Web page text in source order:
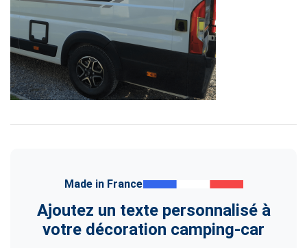
Made in France
Ajoutez un texte personnalisé à
votre décoration camping-car